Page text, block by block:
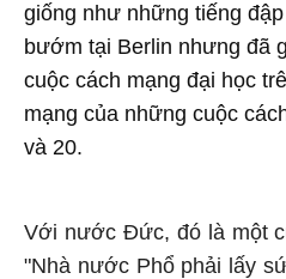
giống như những tiếng
bướm tại Berlin nhưng đã
cuộc cách mạng đại học
mạng của những cuộc
và 20.
Với nước Đức, đó là một
"Nhà nước Phổ phải lấy